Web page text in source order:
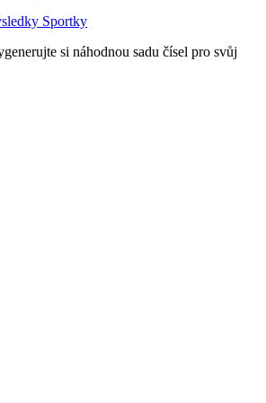
Sportky
si náhodnou sadu čísel pro svůj